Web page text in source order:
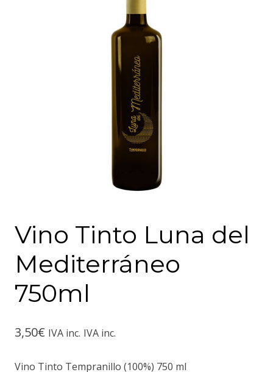
Vino Tinto Luna del
Mediterráneo
750ml
3,50€ IVA inc. IVA inc.
Vino Tinto Tempranillo (100%) 750 ml